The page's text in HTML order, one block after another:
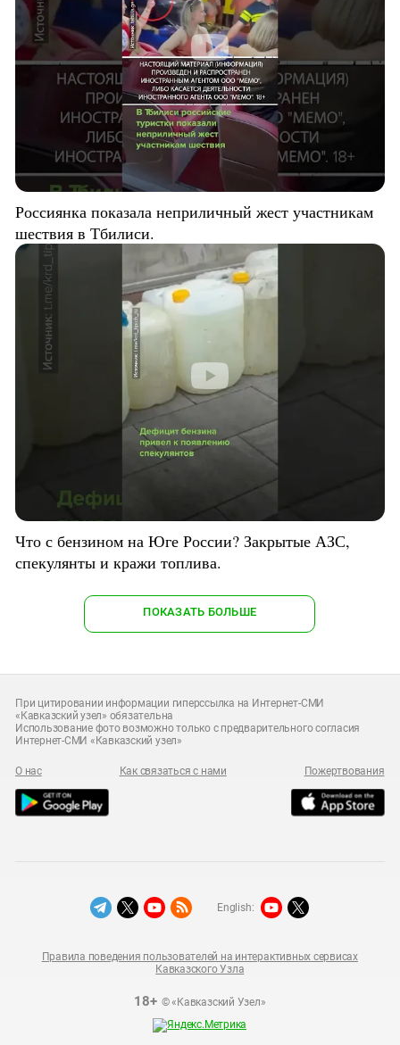
Россиянка показала неприличный жест участникам
шествия в Тбилиси.
Что с бензином на Юге России? Закрытые АЗС,
спекулянты и кражи топлива.
ПОКАЗАТЬ БОЛЬШЕ
При цитировании информации гиперссылка на Интернет-СМИ
«Кавказский узел» обязательна
Использование фото возможно только с предварительного согласия
Интернет-СМИ «Кавказский узел»
О нас Как связаться с нами Пожертвования
18+© «Кавказский Узел»
Правила поведения пользователей на интерактивных сервисах
Кавказского Узла
English: